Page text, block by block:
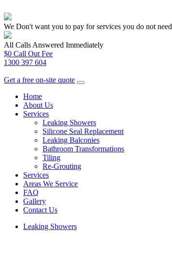
We Don't want you to pay for services you do not need
All Calls Answered Immediately
$0 Call Out Fee
1300 397 604
Get a free on-site quote
Home
About Us
Services
Leaking Showers
Silicone Seal Replacement
Leaking Balconies
Bathroom Transformations
Tiling
Re-Grouting
Services
Areas We Service
FAQ
Gallery
Contact Us
Leaking Showers